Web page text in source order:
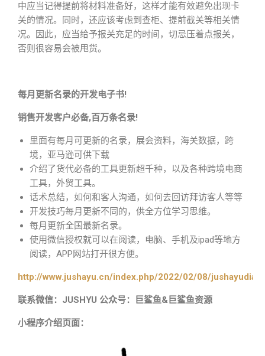
中应当记得提前将材料准备好，这样才能有效避免出现卡
关的情况。同时，还应该考虑到查柜、提前截关等相关情
况。因此，应当给予报关充足的时间，切忌压着点报关，
否则很容易会被甩货。
每月更新名录的开发电子书!
销售开发客户必备,百万条名录!
里面有每月可更新的名录，展会资料，海关数据，跨
境，亚马逊可供下载
介绍了货代必备的工具更新超千种，以及各种跨境电商
工具，外贸工具。
话术总结，如何和客人沟通，如何去回访拜访客人等等
开发技巧每月更新不同的，供全方位学习思维。
每月更新全国最新名录。
使用微信授权就可以在阅读，电脑、手机及ipad等地方
阅读，APP网站打开很方便。
http://www.jushayu.cn/index.php/2022/02/08/
联系微信：JUSHYU 公众号：巨鲨鱼&巨鲨鱼资源
小程序介绍页面：